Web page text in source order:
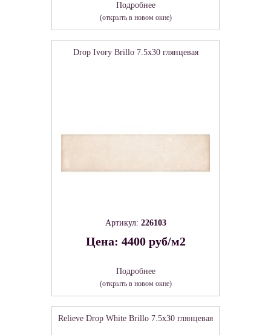
Подробнее
(открыть в новом окне)
Drop Ivory Brillo 7.5х30 глянцевая
Артикул: 226103
Цена: 4400 руб/м2
Подробнее
(открыть в новом окне)
Relieve Drop White Brillo 7.5х30 глянцевая